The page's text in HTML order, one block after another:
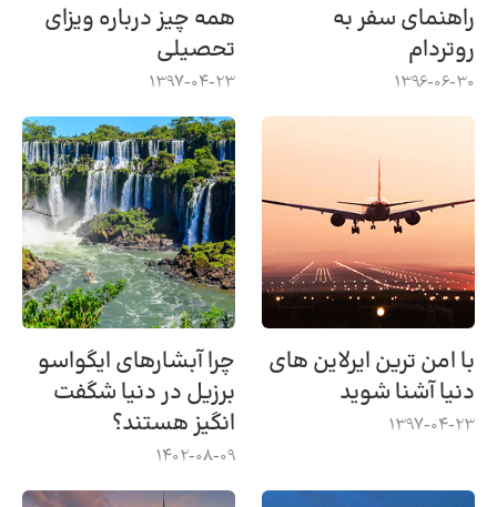
راهنمای سفر به
روتردام
1396-06-30
همه چیز درباره ویزای
تحصیلی
1397-04-23
با امن ترین ایرلاین های
دنیا آشنا شوید
1397-04-23
چرا آبشارهای ایگواسو
برزیل در دنیا شگفت
انگیز هستند؟
1402-08-09